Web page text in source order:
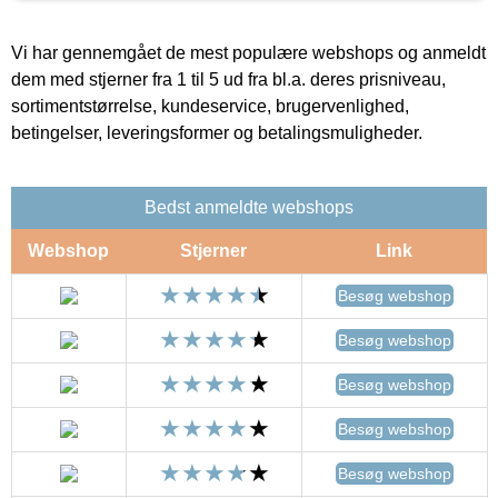
Vi har gennemgået de mest populære webshops og anmeldt
dem med stjerner fra 1 til 5 ud fra bl.a. deres prisniveau,
sortimentstørrelse, kundeservice, brugervenlighed,
betingelser, leveringsformer og betalingsmuligheder.
Bedst anmeldte webshops
Webshop Stjerner Link
Besøg webshop
Besøg webshop
Besøg webshop
Besøg webshop
Besøg webshop